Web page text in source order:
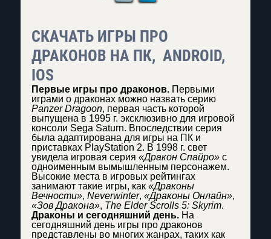
СКАЧАТЬ ИГРЫ ПРО
ДРАКОНОВ НА ПК, ANDROID,
IOS
Первые игры про драконов. Первыми
играми о драконах можно назвать серию
Panzer Dragoon, первая часть которой
выпущена в 1995 г. эксклюзивно для игровой
консоли Sega Saturn. Впоследствии серия
была адаптирована для игры на ПК и
приставках PlayStation 2. В 1998 г. свет
увидела игровая серия «Дракон Спайро» с
одноименным вымышленным персонажем.
Высокие места в игровых рейтингах
занимают такие игры, как «Драконы
Вечности», Neverwinter, «Драконы Онлайн»,
«Зов Дракона», The Elder Scrolls 5: Skyrim.
Драконы и сегодняшний день. На
сегодняшний день игры про драконов
представлены во многих жанрах, таких как